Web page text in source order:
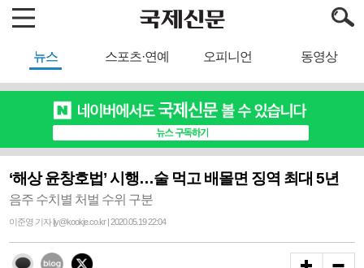
뉴스 스포츠·연예 오피니언 동영상
‘해상 윤창호법’ 시행…술 먹고 배몰면 징역 최대 5년
음주 수치별 처벌 수위 구분
이준영 기자 ljy@kookje.co.kr | 2020.05.19 22:04